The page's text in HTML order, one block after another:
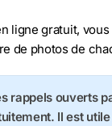
ligne gratuit,
de photos de
rappels ouverts
Il est